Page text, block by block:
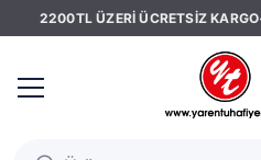
2200TL ÜZERİ ÜCRETSİZ